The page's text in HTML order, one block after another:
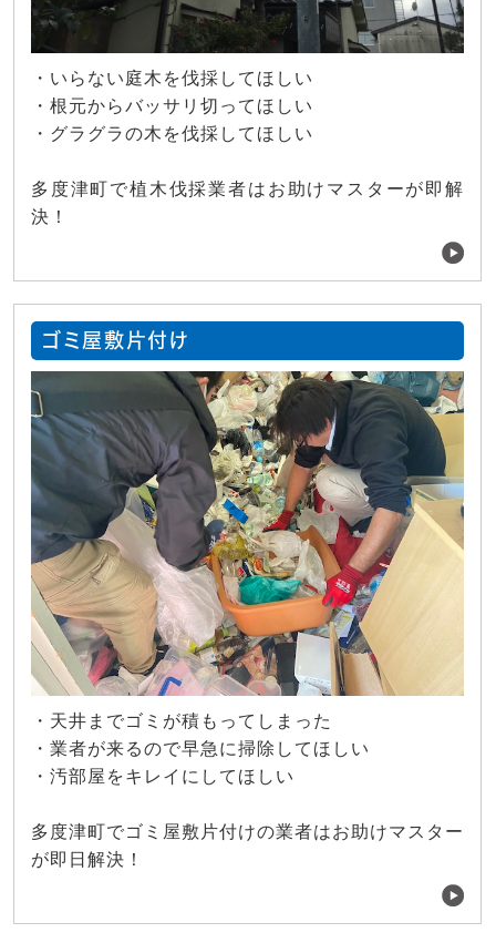
・いらない庭木を伐採してほしい
・根元からバッサリ切ってほしい
・グラグラの木を伐採してほしい
多度津町で植木伐採業者はお助けマスターが即解
決！
ゴミ屋敷片付け
・天井までゴミが積もってしまった
・業者が来るので早急に掃除してほしい
・汚部屋をキレイにしてほしい
多度津町でゴミ屋敷片付けの業者はお助けマスター
が即日解決！